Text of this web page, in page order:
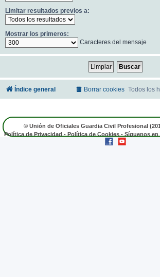
Limitar resultados previos a:
Mostrar los primeros:
Caracteres del mensaje
Índice general Todos los
Borrar cookies
© Unión de Oficiales Guardia Civil Profesional
Política de Privacidad - Política de Cookies - Síguenos en